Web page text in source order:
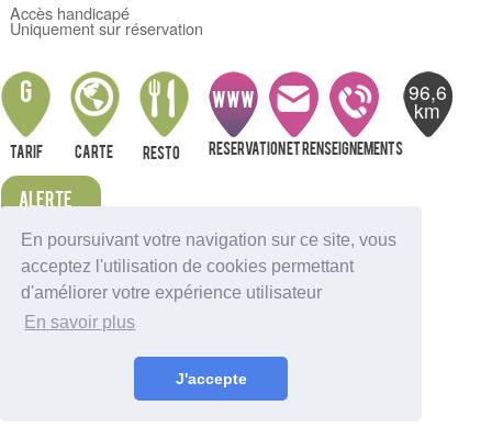
En poursuivant votre navigation sur ce site, vous
acceptez l'utilisation de cookies permettant
d'améliorer votre expérience utilisateur
En savoir plus
J'accepte
Accès handicapé
Uniquement sur réservation
G
Tarif Carte resto
WWW
Reservation et renseignements
96,6
km
Alerte
Nous indiquer une erreur
Sortir à Ambutrix
Sortir à Anglefort
Sortir à Aignes-et-Puyperoux
Sortir à Angouleme
Sortir à Aubeterre-sur-Dronne
Sortir à Aubeville